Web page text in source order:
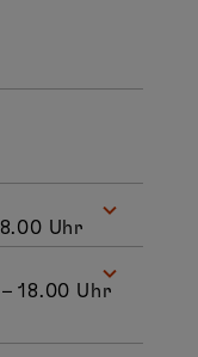
Uhr
18.00 Uhr